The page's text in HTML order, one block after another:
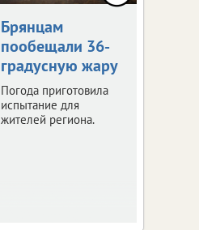
Брянцам
пообещали 36-
градусную жару
Погода приготовила
испытание для
жителей региона.